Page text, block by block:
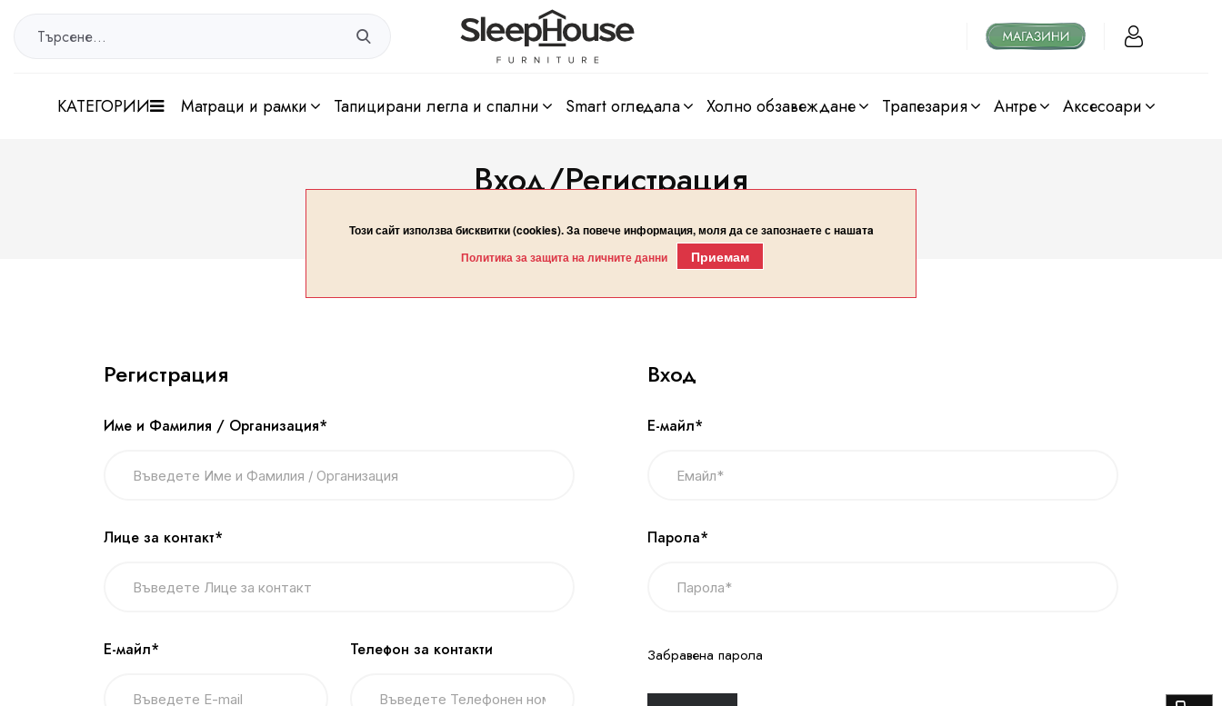
КАТЕГОРИИ матраци и рамки тапицирани легла и спални smart огледала холно обзавеждане трапезария антре аксесоари
Вход/Регистрация
Начало Вход/Регистрация
Регистрация
Име и Фамилия / Организация*
Лице за контакт*
Е-майл* Телефон за контакти
Вход
Е-майл*
Парола*
Забравена парола
Този сайт използва бисквитки (cookies). За повече информация, моля да се запознаете с нашaтa
Политика за защита на личните данни
Приемам